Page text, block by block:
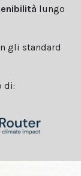
lungo
gli standard
di: